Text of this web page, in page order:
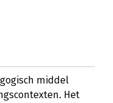
middel
Het